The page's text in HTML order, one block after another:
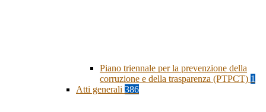
Piano triennale per la prevenzione della
corruzione e della trasparenza (PTPCT) 1
Atti generali 386